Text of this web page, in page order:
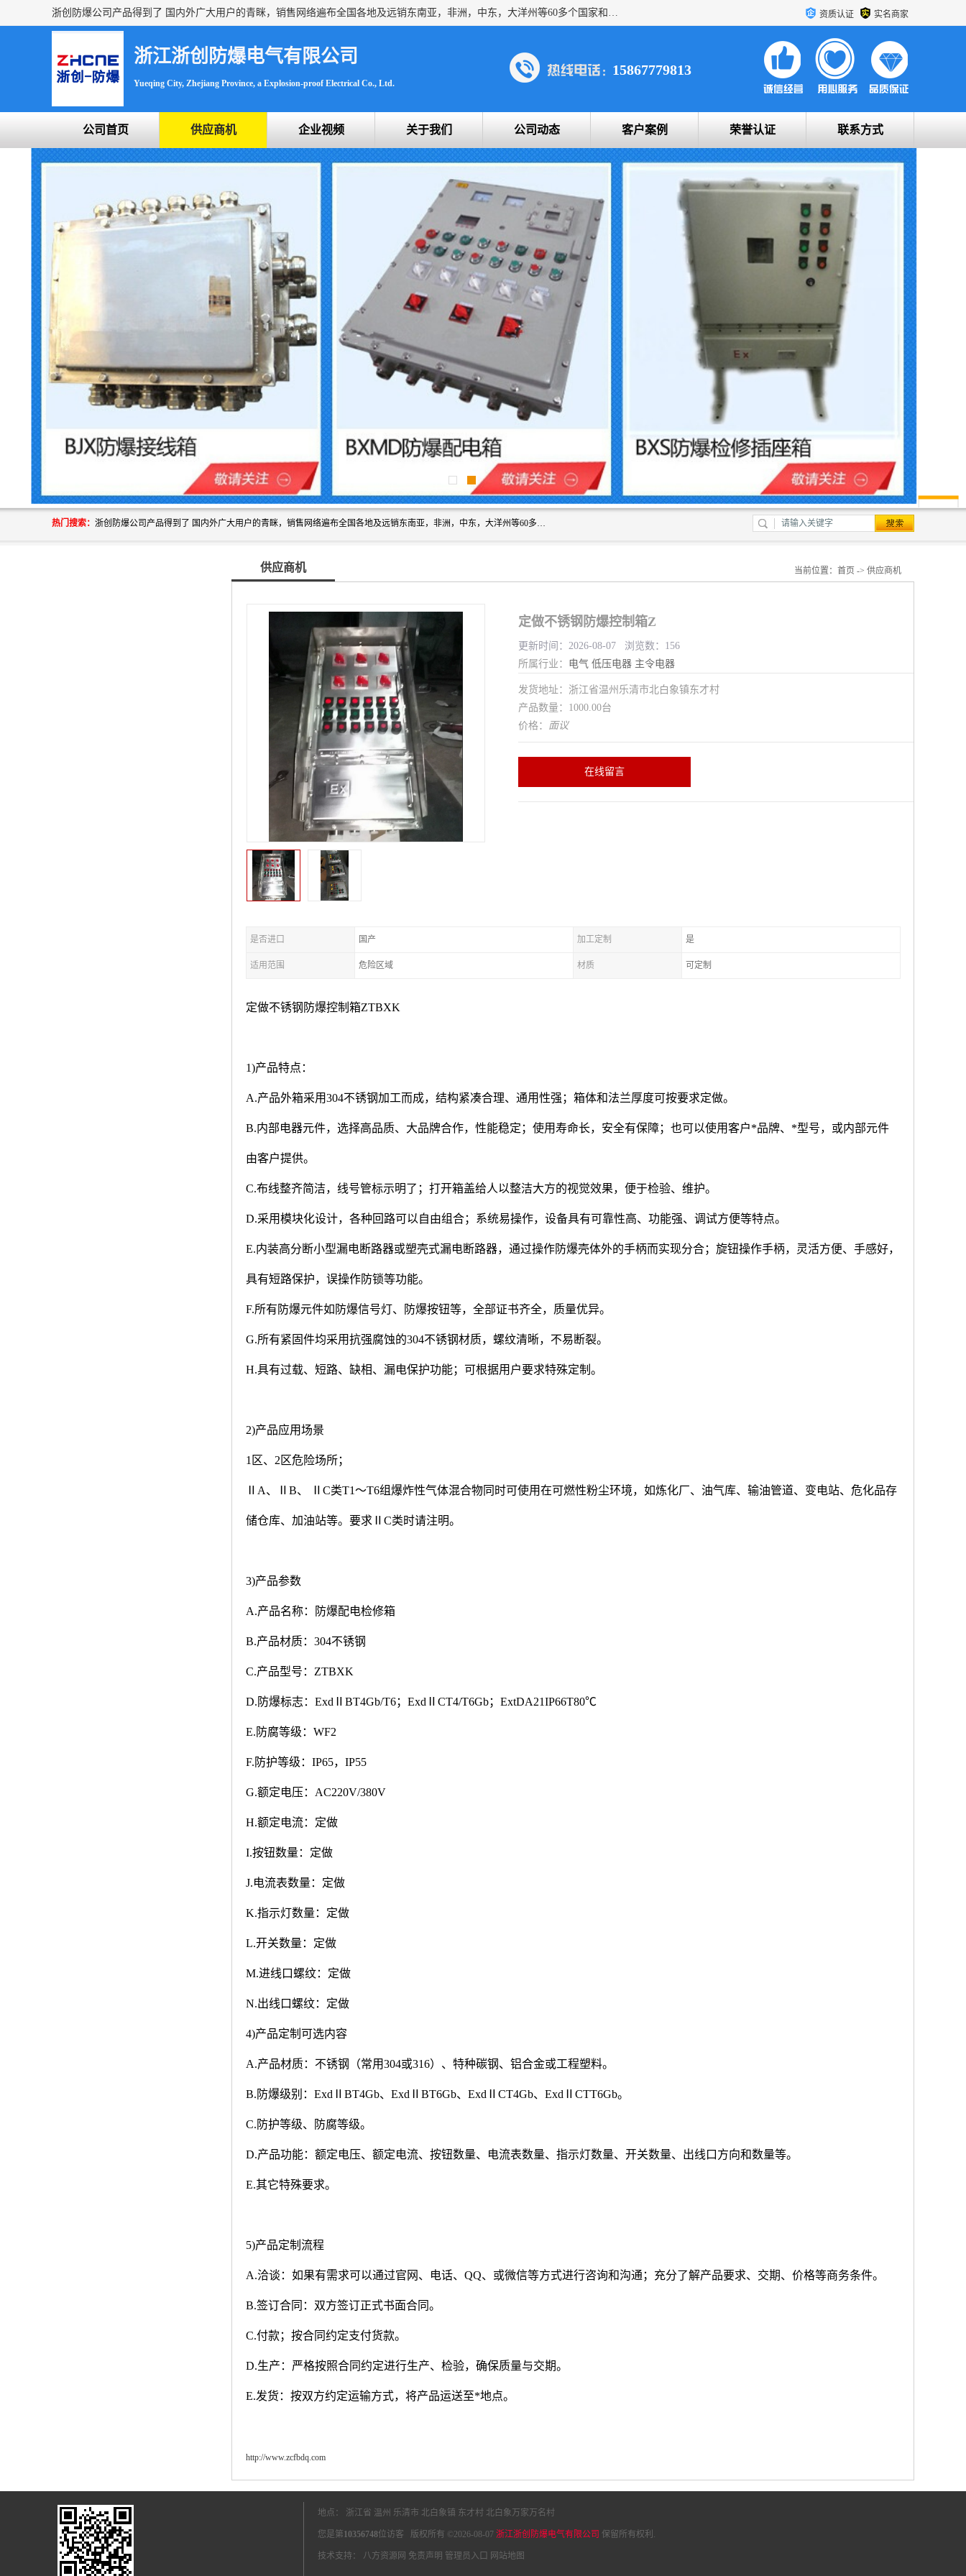
浙创防爆公司产品得到了 国内外广大用户的青眯，销售网络遍布全国各地及远销东南亚，非洲，中东，大洋州等60多个国家和地区，并初步建立起以中国大陆为总部的全球营销体系。 专业生产：防爆电气，BXMD系列防爆照明动力配电箱，BJX防爆接线箱，BKX防爆控制箱，防爆检修电源箱，防爆开关箱，不锈钢防爆箱，201/304/316不锈钢防爆配电箱系列， 防爆防腐系列，防爆防腐操作柱，防爆防腐控制箱 浙创防爆 资质认证 实名商家
浙江浙创防爆电气有限公司
Yueqing City, Zhejiang Province, a Explosion-proof Electrical Co., Ltd.
15867779813
公司首页 供应商机 企业视频 关于我们 公司动态 客户案例 荣誉认证 联系方式
热门搜索： 浙创防爆公司产品得到了 国内外广大用户的青眯，销售网络遍布全国各地及远销东南亚，非洲，中东，大洋州等60多个国家和地区，并初步建立起以中国大陆为总部的全球营销体系。 专业生产：防爆电气，BXMD系列防爆照明动力配电箱，BJX防爆接线箱，BKX防爆控制箱，防爆检修电源箱，防爆开关箱，不锈钢防爆箱，201/304/316不锈钢防爆配电箱系列， 防爆防腐系列，防爆防腐操作柱，防爆防腐控制箱 浙创防爆
供应商机 当前位置： 首页 -> 供应商机
定做不锈钢防爆控制箱Z
更新时间：2026-08-07 浏览数：156
所属行业： 电气 低压电器 主令电器
发货地址：浙江省温州乐清市北白象镇东才村
产品数量：1000.00台
价格： 面议
在线留言
是否进口 国产 加工定制 是
适用范围 危险区域 材质 可定制
定做不锈钢防爆控制箱ZTBXK
1)产品特点：
A.产品外箱采用304不锈钢加工而成，结构紧凑合理、通用性强；箱体和法兰厚度可按要求定做。
B.内部电器元件，选择高品质、大品牌合作，性能稳定；使用寿命长，安全有保障；也可以使用客户*品牌、*型号，或内部元件
由客户提供。
C.布线整齐简洁，线号管标示明了；打开箱盖给人以整洁大方的视觉效果，便于检验、维护。
D.采用模块化设计，各种回路可以自由组合；系统易操作，设备具有可靠性高、功能强、调试方便等特点。
E.内装高分断小型漏电断路器或塑壳式漏电断路器，通过操作防爆壳体外的手柄而实现分合；旋钮操作手柄，灵活方便、手感好，
具有短路保护，误操作防锁等功能。
F.所有防爆元件如防爆信号灯、防爆按钮等，全部证书齐全，质量优异。
G.所有紧固件均采用抗强腐蚀的304不锈钢材质，螺纹清晰，不易断裂。
H.具有过载、短路、缺相、漏电保护功能；可根据用户要求特殊定制。
2)产品应用场景
1 区、2区危险场所；
ⅡA、ⅡB、 ⅡC类T1～T6组爆炸性气体混合物同时可使用在可燃性粉尘环境，如炼化厂、油气库、输油管道、变电站、危化品存
储仓库、加油站等。要求ⅡC类时请注明。
3)产品参数
A.产品名称：防爆配电检修箱
B.产品材质：304不锈钢
C.产品型号：ZTBXK
D. 防爆标志：ExdⅡBT4Gb/T6；ExdⅡCT4/T6Gb；ExtDA21IP66T80℃
E. 防腐等级：WF2
F. 防护等级：IP65，IP55
G.额定电压：AC220V/380V
H.额定电流：定做
I.按钮数量：定做
J.电流表数量：定做
K.指示灯数量：定做
L.开关数量：定做
M.进线口螺纹：定做
N.出线口螺纹：定做
4)产品定制可选内容
A.产品材质：不锈钢（常用304或316）、特种碳钢、铝合金或工程塑料。
B. 防爆级别：ExdⅡBT4Gb、ExdⅡBT6Gb、ExdⅡCT4Gb、ExdⅡCTT6Gb。
C. 防护等级、防腐等级。
D.产品功能：额定电压、额定电流、按钮数量、电流表数量、指示灯数量、开关数量、出线口方向和数量等。
E.其它特殊要求。
5)产品定制流程
A.洽谈：如果有需求可以通过官网、电话、QQ、或微信等方式进行咨询和沟通；充分了解产品要求、交期、价格等商务条件。
B.签订合同：双方签订正式书面合同。
C.付款；按合同约定支付货款。
D.生产：严格按照合同约定进行生产、检验，确保质量与交期。
E.发货：按双方约定运输方式，将产品运送至*地点。
http://www.zcfbdq.com
地点： 浙江省 温州 乐清市 北白象镇 东才村 北白象万家万名村
您是第10356748位访客 版权所有 ©2026-08-07 浙江浙创防爆电气有限公司 保留所有权利.
技术支持： 八方资源网 免责声明 管理员入口 网站地图